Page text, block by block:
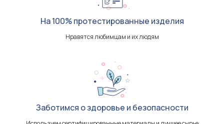
На 100% протестированные изделия
Нравятся любимцам и их людям
Заботимся о здоровье и безопасности